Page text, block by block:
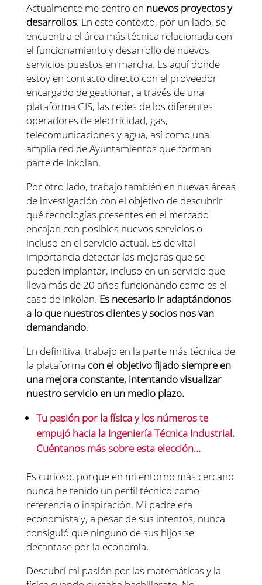
Actualmente me centro en nuevos proyectos y
desarrollos. En este contexto, por un lado, se
encuentra el área más técnica relacionada con
el funcionamiento y desarrollo de nuevos
servicios puestos en marcha. Es aquí donde
estoy en contacto directo con el proveedor
encargado de gestionar, a través de una
plataforma GIS, las redes de los diferentes
operadores de electricidad, gas,
telecomunicaciones y agua, así como una
amplia red de Ayuntamientos que forman
parte de Inkolan.
Por otro lado, trabajo también en nuevas áreas
de investigación con el objetivo de descubrir
qué tecnologías presentes en el mercado
encajan con posibles nuevos servicios o
incluso en el servicio actual. Es de vital
importancia detectar las mejoras que se
pueden implantar, incluso en un servicio que
lleva más de 20 años funcionando como es el
caso de Inkolan. Es necesario ir adaptándonos
a lo que nuestros clientes y socios nos van
demandando.
En definitiva, trabajo en la parte más técnica de
la plataforma con el objetivo fijado siempre en
una mejora constante, intentando visualizar
nuestro servicio en un medio plazo.
Tu pasión por la física y los números te
empujó hacia la Ingeniería Técnica Industrial.
Cuéntanos más sobre esta elección…
Es curioso, porque en mi entorno más cercano
nunca he tenido un perfil técnico como
referencia o inspiración. Mi padre era
economista y, a pesar de sus intentos, nunca
consiguió que ninguno de sus hijos se
decantase por la economía.
Descubrí mi pasión por las matemáticas y la